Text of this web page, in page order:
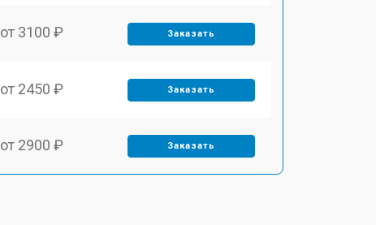
от 3100 ₽ Заказать
от 2450 ₽ Заказать
от 2900 ₽ Заказать